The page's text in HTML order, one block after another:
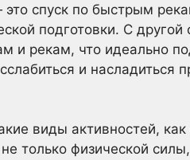
спуск по быстрым
подготовки. С
и рекам, что идеально
и
виды активностей,
только физической